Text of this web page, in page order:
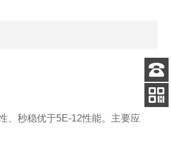
、秒稳优于5E-12性能。主要应
客服
电话